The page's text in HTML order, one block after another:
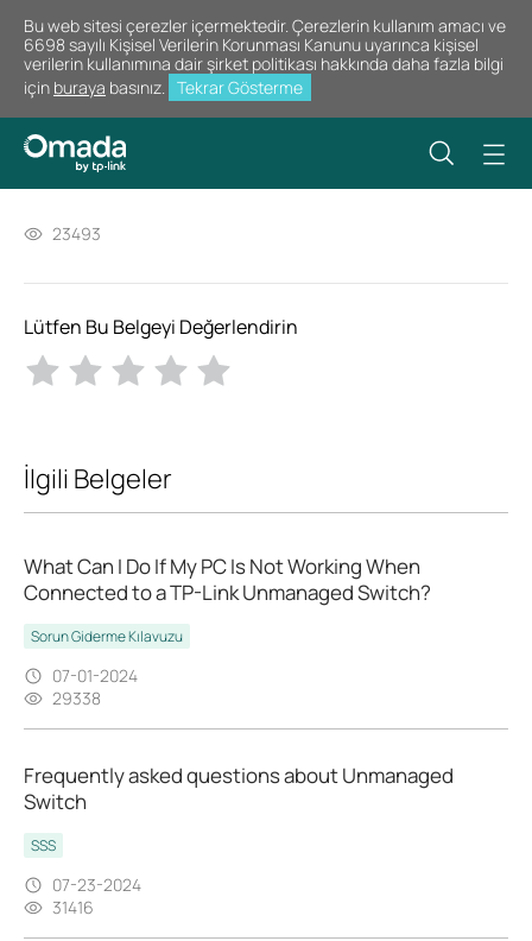
Bu web sitesi çerezler içermektedir. Çerezlerin kullanım amacı ve
6698 sayılı Kişisel Verilerin Korunması Kanunu uyarınca kişisel
verilerin kullanımına dair şirket politikası hakkında daha fazla bilgi
için buraya basınız. Tekrar Gösterme
23493
Lütfen Bu Belgeyi Değerlendirin
İlgili Belgeler
What Can I Do If My PC Is Not Working When
Connected to a TP-Link Unmanaged Switch?
Sorun Giderme Kılavuzu
07-01-2024
29338
Frequently asked questions about Unmanaged
Switch
SSS
07-23-2024
31416